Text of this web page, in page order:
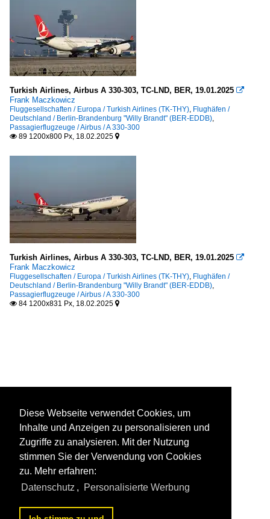
Turkish Airlines, Airbus A 330-303, TC-LND, BER, 19.01.2025 
Frank Maczkowicz
Fluggesellschaften / Europa / Turkish Airlines (TK-THY), Flughäfen /
Deutschland / Berlin-Brandenburg "Willy Brandt" (BER-EDDB),
Passagierflugzeuge / Airbus / A 330-300
 89 1200x800 Px, 18.02.2025 
Turkish Airlines, Airbus A 330-303, TC-LND, BER, 19.01.2025 
Frank Maczkowicz
Fluggesellschaften / Europa / Turkish Airlines (TK-THY), Flughäfen /
Deutschland / Berlin-Brandenburg "Willy Brandt" (BER-EDDB),
Passagierflugzeuge / Airbus / A 330-300
 84 1200x831 Px, 18.02.2025 
Diese Webseite verwendet Cookies, um
Inhalte und Anzeigen zu personalisieren und
Zugriffe zu analysieren. Mit der Nutzung
stimmen Sie der Verwendung von Cookies
zu. Mehr erfahren:
Datenschutz , Personalisierte Werbung